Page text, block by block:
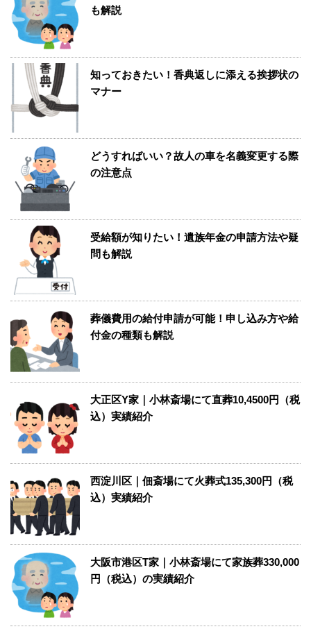
も解説
知っておきたい！香典返しに添える挨拶状の
マナー
どうすればいい？故人の車を名義変更する際
の注意点
受給額が知りたい！遺族年金の申請方法や疑
問も解説
葬儀費用の給付申請が可能！申し込み方や給
付金の種類も解説
大正区Y家｜小林斎場にて直葬10,4500円（税
込）実績紹介
西淀川区｜佃斎場にて火葬式135,300円（税
込）実績紹介
大阪市港区T家｜小林斎場にて家族葬330,000
円（税込）の実績紹介